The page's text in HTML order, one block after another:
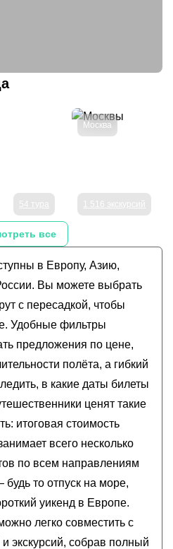
54 тура
Москва
1 516 экскурсий
все
в Европу, Азию,
Вы можете выбрать
с пересадкой, чтобы
Удобные фильтры
предложения по цене,
полёта, а гибкий
в какие даты билеты
ценят такие
итоговая стоимость
всего несколько
по всем направлениям
то отпуск на море,
уикенд в Европе.
легко совместить с
экскурсий, собрав полный